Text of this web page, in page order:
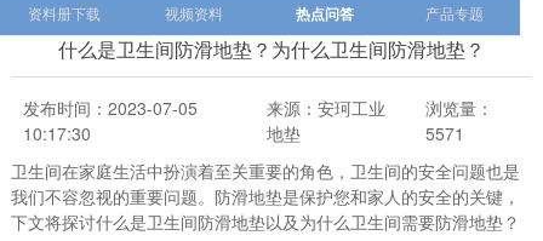
资料册下载 视频资料 热点问答 产品专题
什么是卫生间防滑地垫？为什么卫生间防滑地垫？
发布时间：2023-07-05
10:17:30
来源：安珂工业
地垫
浏览量：
5571
卫生间在家庭生活中扮演着至关重要的角色，卫生间的安全问题也是
我们不容忽视的重要问题。防滑地垫是保护您和家人的安全的关键，
下文将探讨什么是卫生间防滑地垫以及为什么卫生间需要防滑地垫？